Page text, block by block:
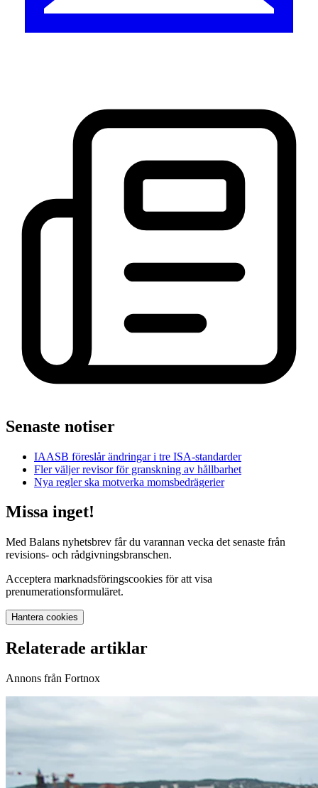
Senaste notiser
IAASB föreslår ändringar i tre ISA-standarder
Fler väljer revisor för granskning av hållbarhet
Nya regler ska motverka momsbedrägerier
Missa inget!
Med Balans nyhetsbrev får du varannan vecka det senaste från
revisions- och rådgivningsbranschen.
Acceptera marknadsföringscookies för att visa
prenumerationsformuläret.
Hantera cookies
Relaterade artiklar
Annons från Fortnox